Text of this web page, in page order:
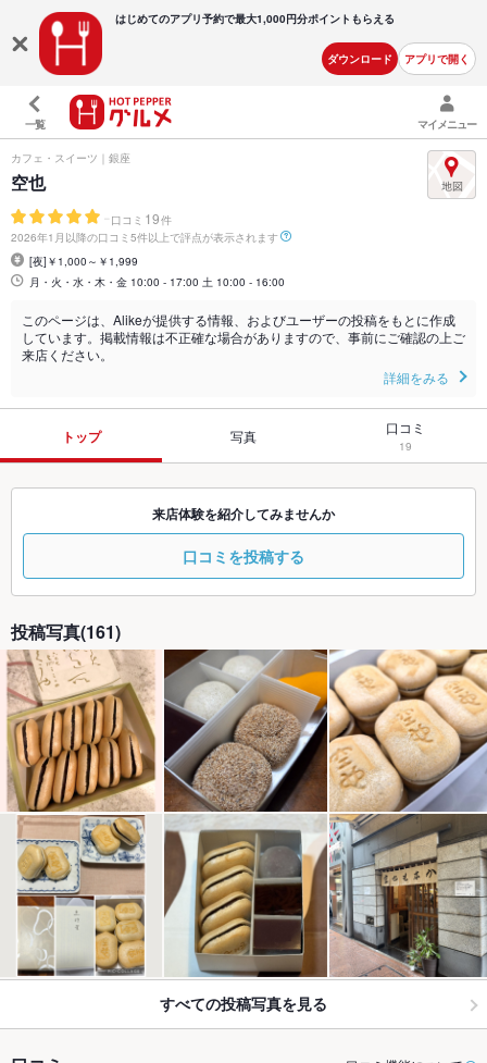
はじめてのアプリ予約で最大1,000円分ポイントもらえる
ダウンロード アプリで開く
一覧 マイメニュー
カフェ・スイーツ｜銀座
空也
- 口コミ 19件
2026年1月以降の口コミ5件以上で評点が表示されます
[夜]￥1,000～￥1,999
月・火・水・木・金 10:00 - 17:00 土 10:00 - 16:00
このページは、Alikeが提供する情報、およびユーザーの投稿をもとに作成
しています。掲載情報は不正確な場合がありますので、事前にご確認の上ご
来店ください。
詳細をみる
トップ 写真 口コミ
19
来店体験を紹介してみませんか
口コミを投稿する
投稿写真(161)
すべての投稿写真を見る